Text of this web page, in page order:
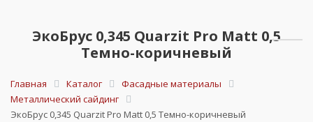
ЭкоБрус 0,345 Quarzit Pro Matt 0,5
Темно-коричневый
Главная Каталог
Фасадные материалы
Металлический сайдинг
ЭкоБрус 0,345 Quarzit Pro Matt 0,5 Темно-коричневый